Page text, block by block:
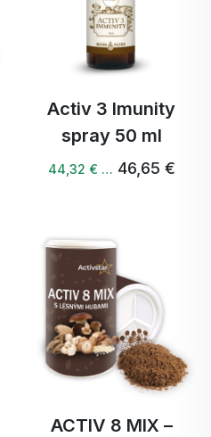
Activ 3 Imunity
spray 50 ml
44,32 € … 46,65 €
ACTIV 8 MIX –